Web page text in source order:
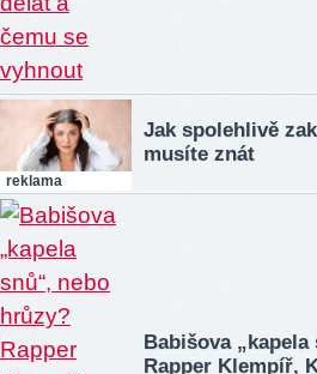
reklama
Jak spolehlivě
musíte znát
Babišova
Rapper Klempíř,